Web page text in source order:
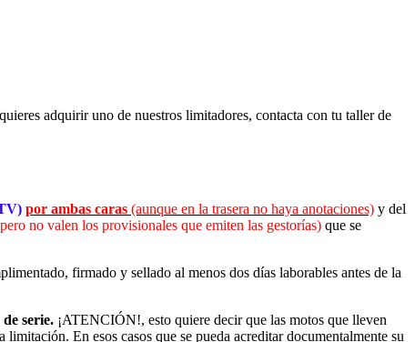
adquirir uno de nuestros limitadores, contacta con tu taller de
por ambas caras (aunque en la trasera no haya anotaciones) y del
no valen los provisionales que emiten las gestorías) que se
firmado y sellado al menos dos días laborables antes de la
serie. ¡ATENCIÓN!, esto quiere decir que las motos que lleven
En esos casos que se pueda acreditar documentalmente su